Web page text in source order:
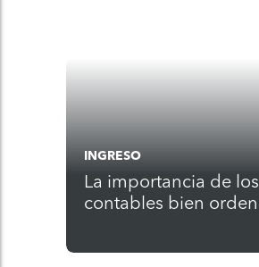
INGRESO
La importancia de
contables bien